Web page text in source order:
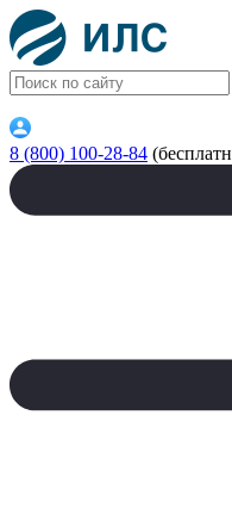
8 (800) 100-28-84